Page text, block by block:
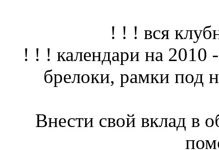
! ! ! вся
! ! ! календари на 2010
брелоки, рамки под
Внести свой вклад в